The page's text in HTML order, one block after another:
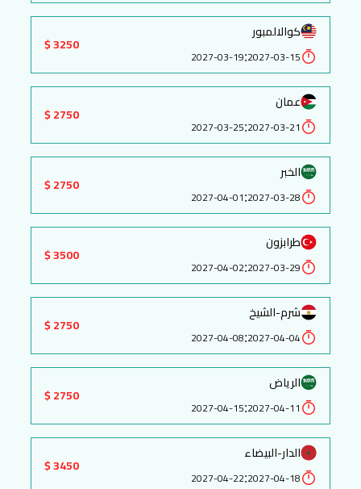
كوالالمبور
2027-03-15
:
2027-03-19
3250 $
عمان
2027-03-21
:
2027-03-25
2750 $
الخبر
2027-03-28
:
2027-04-01
2750 $
طرابزون
2027-03-29
:
2027-04-02
3500 $
شرم-الشيخ
2027-04-04
:
2027-04-08
2750 $
الرياض
2027-04-11
:
2027-04-15
2750 $
الدار-البيضاء
2027-04-18
:
2027-04-22
3450 $